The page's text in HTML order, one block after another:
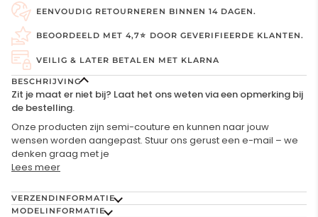
EENVOUDIG RETOURNEREN BINNEN 14 DAGEN.
BEOORDEELD MET 4,7⭐ DOOR GEVERIFIEERDE KLANTEN.
VEILIG & LATER BETALEN MET KLARNA
BESCHRIJVING
Zit je maat er niet bij? Laat het ons weten via een opmerking bij
de bestelling.
Onze producten zijn semi-couture en kunnen naar jouw
wensen worden aangepast. Stuur ons gerust een e-mail – we
denken graag met je
Lees meer
VERZENDINFORMATIE
MODELINFORMATIE